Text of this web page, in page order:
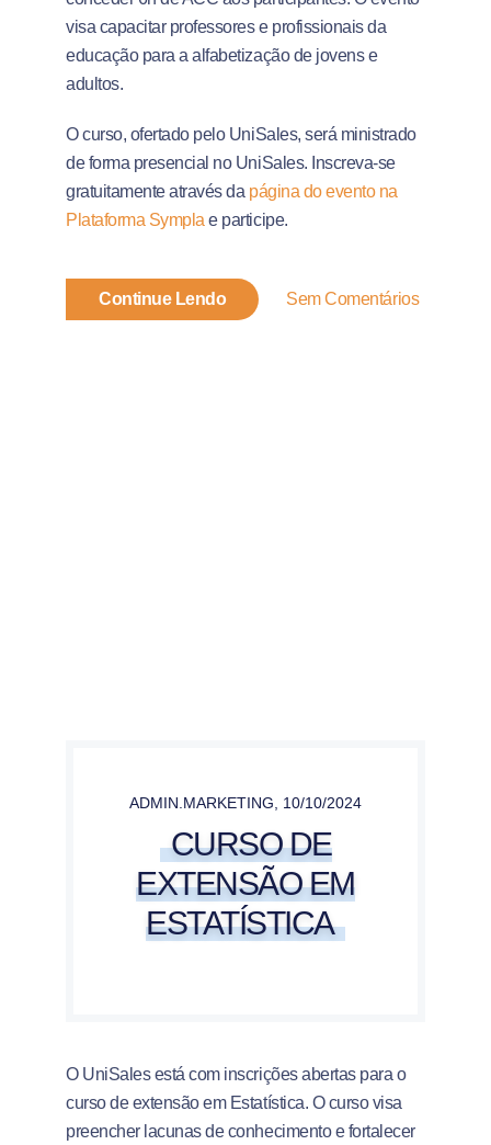
visa capacitar professores e profissionais da
educação para a alfabetização de jovens e
adultos.
O curso, ofertado pelo UniSales, será ministrado
de forma presencial no UniSales. Inscreva-se
gratuitamente através da página do evento na
Plataforma Sympla e participe.
Continue Lendo Sem Comentários
ADMIN.MARKETING 10/10/2024
CURSO DE
EXTENSÃO EM
ESTATÍSTICA
O UniSales está com inscrições abertas para o
curso de extensão em Estatística. O curso visa
preencher lacunas de conhecimento e fortalecer